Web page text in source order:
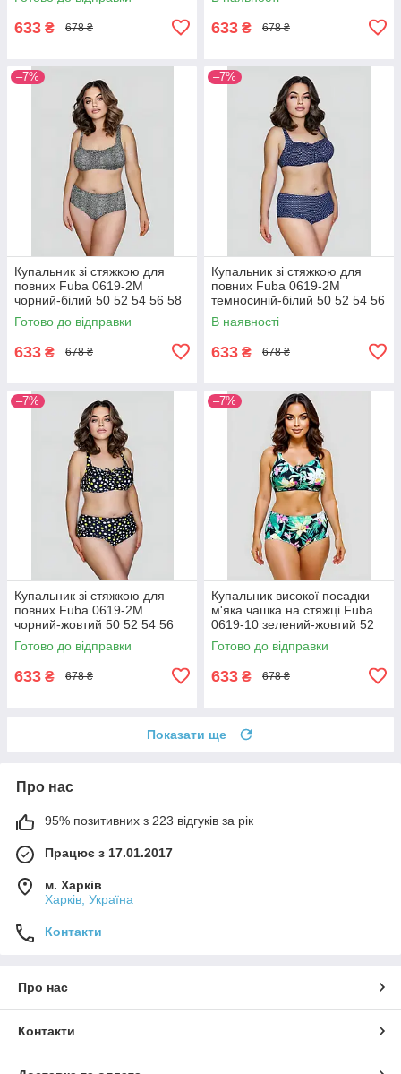
633 ₴ 678 ₴ 633 ₴ 678 ₴
–7%
Купальник зі стяжкою для
повних Fuba 0619-2M
чорний-білий 50 52 54 56 58
розмір
Готово до відправки
633 ₴ 678 ₴
–7%
Купальник зі стяжкою для
повних Fuba 0619-2M
темносиній-білий 50 52 54 56
58 розмір
В наявності
633 ₴ 678 ₴
–7%
Купальник зі стяжкою для
повних Fuba 0619-2M
чорний-жовтий 50 52 54 56
58 розмір
Готово до відправки
633 ₴ 678 ₴
–7%
Купальник високої посадки
м'яка чашка на стяжці Fuba
0619-10 зелений-жовтий 52
54 56 58 60 розмір
Готово до відправки
633 ₴ 678 ₴
Показати ще
Про нас
95% позитивних з 223 відгуків за рік
Працює з 17.01.2017
м. Харків
Харків, Україна
Контакти
Про нас
Контакти